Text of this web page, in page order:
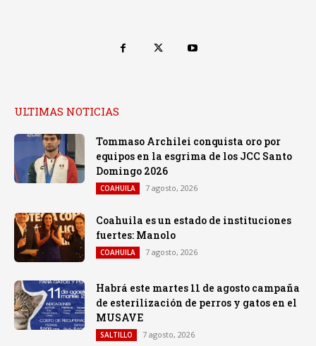
ULTIMAS NOTICIAS
Tommaso Archilei conquista oro por
equipos en la esgrima de los JCC Santo
Domingo 2026
COAHUILA 7 agosto, 2026
Coahuila es un estado de instituciones
fuertes: Manolo
COAHUILA 7 agosto, 2026
Habrá este martes 11 de agosto campaña
de esterilización de perros y gatos en el
MUSAVE
SALTILLO 7 agosto, 2026